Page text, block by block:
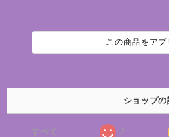
この商品をア
ショップの
すべて 3